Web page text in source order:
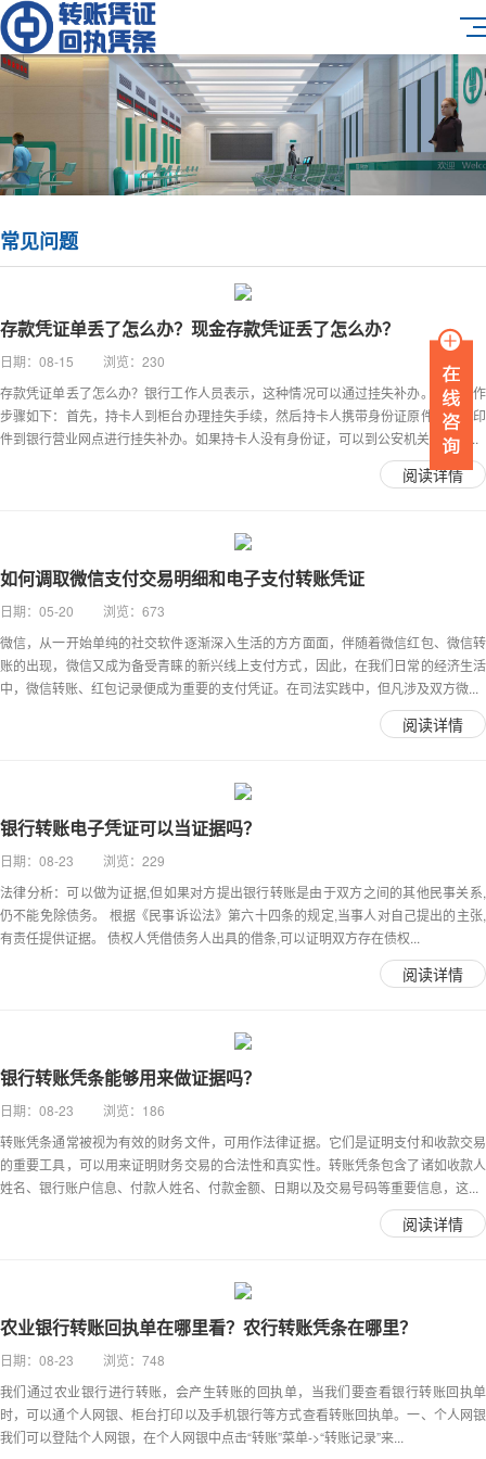
常见问题
存款凭证单丢了怎么办？现金存款凭证丢了怎么办？
日期：08-15 浏览：230
存款凭证单丢了怎么办？银行工作人员表示，这种情况可以通过挂失补办。具体操作
步骤如下：首先，持卡人到柜台办理挂失手续，然后持卡人携带身份证原件、复复印
件到银行营业网点进行挂失补办。如果持卡人没有身份证，可以到公安机关办理临...
阅读详情
如何调取微信支付交易明细和电子支付转账凭证
日期：05-20 浏览：673
微信，从一开始单纯的社交软件逐渐深入生活的方方面面，伴随着微信红包、微信转
账的出现，微信又成为备受青睐的新兴线上支付方式，因此，在我们日常的经济生活
中，微信转账、红包记录便成为重要的支付凭证。在司法实践中，但凡涉及双方微...
阅读详情
银行转账电子凭证可以当证据吗？
日期：08-23 浏览：229
法律分析：可以做为证据,但如果对方提出银行转账是由于双方之间的其他民事关系,
仍不能免除债务。 根据《民事诉讼法》第六十四条的规定,当事人对自己提出的主张,
有责任提供证据。 债权人凭借债务人出具的借条,可以证明双方存在债权...
阅读详情
银行转账凭条能够用来做证据吗？
日期：08-23 浏览：186
转账凭条通常被视为有效的财务文件，可用作法律证据。它们是证明支付和收款交易
的重要工具，可以用来证明财务交易的合法性和真实性。转账凭条包含了诸如收款人
姓名、银行账户信息、付款人姓名、付款金额、日期以及交易号码等重要信息，这...
阅读详情
农业银行转账回执单在哪里看？农行转账凭条在哪里？
日期：08-23 浏览：748
我们通过农业银行进行转账，会产生转账的回执单，当我们要查看银行转账回执单
时，可以通个人网银、柜台打印以及手机银行等方式查看转账回执单。一、个人网银
我们可以登陆个人网银，在个人网银中点击“转账”菜单->“转账记录”来...